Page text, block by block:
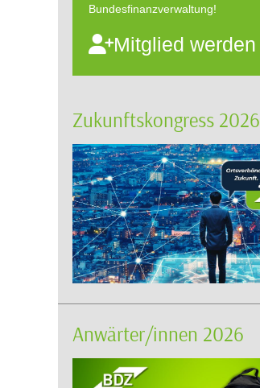
Bundesfinanzverwaltung!
Mitglied werden
Zukunftskongress 2026
Anwärter/innen 2026